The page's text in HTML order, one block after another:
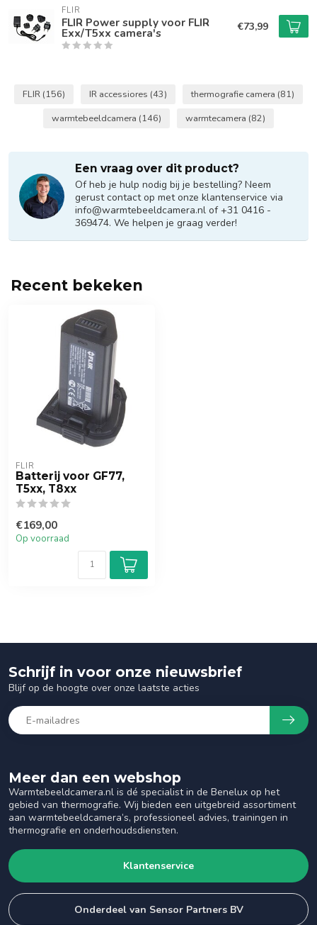
FLIR
FLIR Power supply voor FLIR
Exx/T5xx camera's €73,99
FLIR (156) IR accessiores (43) thermografie camera (81)
warmtebeeldcamera (146) warmtecamera (82)
Een vraag over dit product?
Of heb je hulp nodig bij je bestelling? Neem
gerust contact op met onze klantenservice via
info@warmtebeeldcamera.nl of +31 0416 -
369474. We helpen je graag verder!
Recent bekeken
FLIR
Batterij voor GF77,
T5xx, T8xx
€169,00
Op voorraad
Meer dan een webshop
Warmtebeeldcamera.nl is dé specialist in de Benelux op het
gebied van thermografie. Wij bieden een uitgebreid assortiment
aan warmtebeeldcamera’s, professioneel advies, trainingen in
thermografie en onderhoudsdiensten.
Klantenservice
Onderdeel van Sensor Partners BV
Schrijf in voor onze nieuwsbrief
Blijf op de hoogte over onze laatste acties